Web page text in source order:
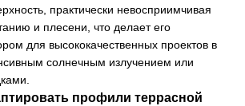
практически невосприимчивая
и плесени, что делает его
для высококачественных проектов в
солнечным излучением или
профили террасной